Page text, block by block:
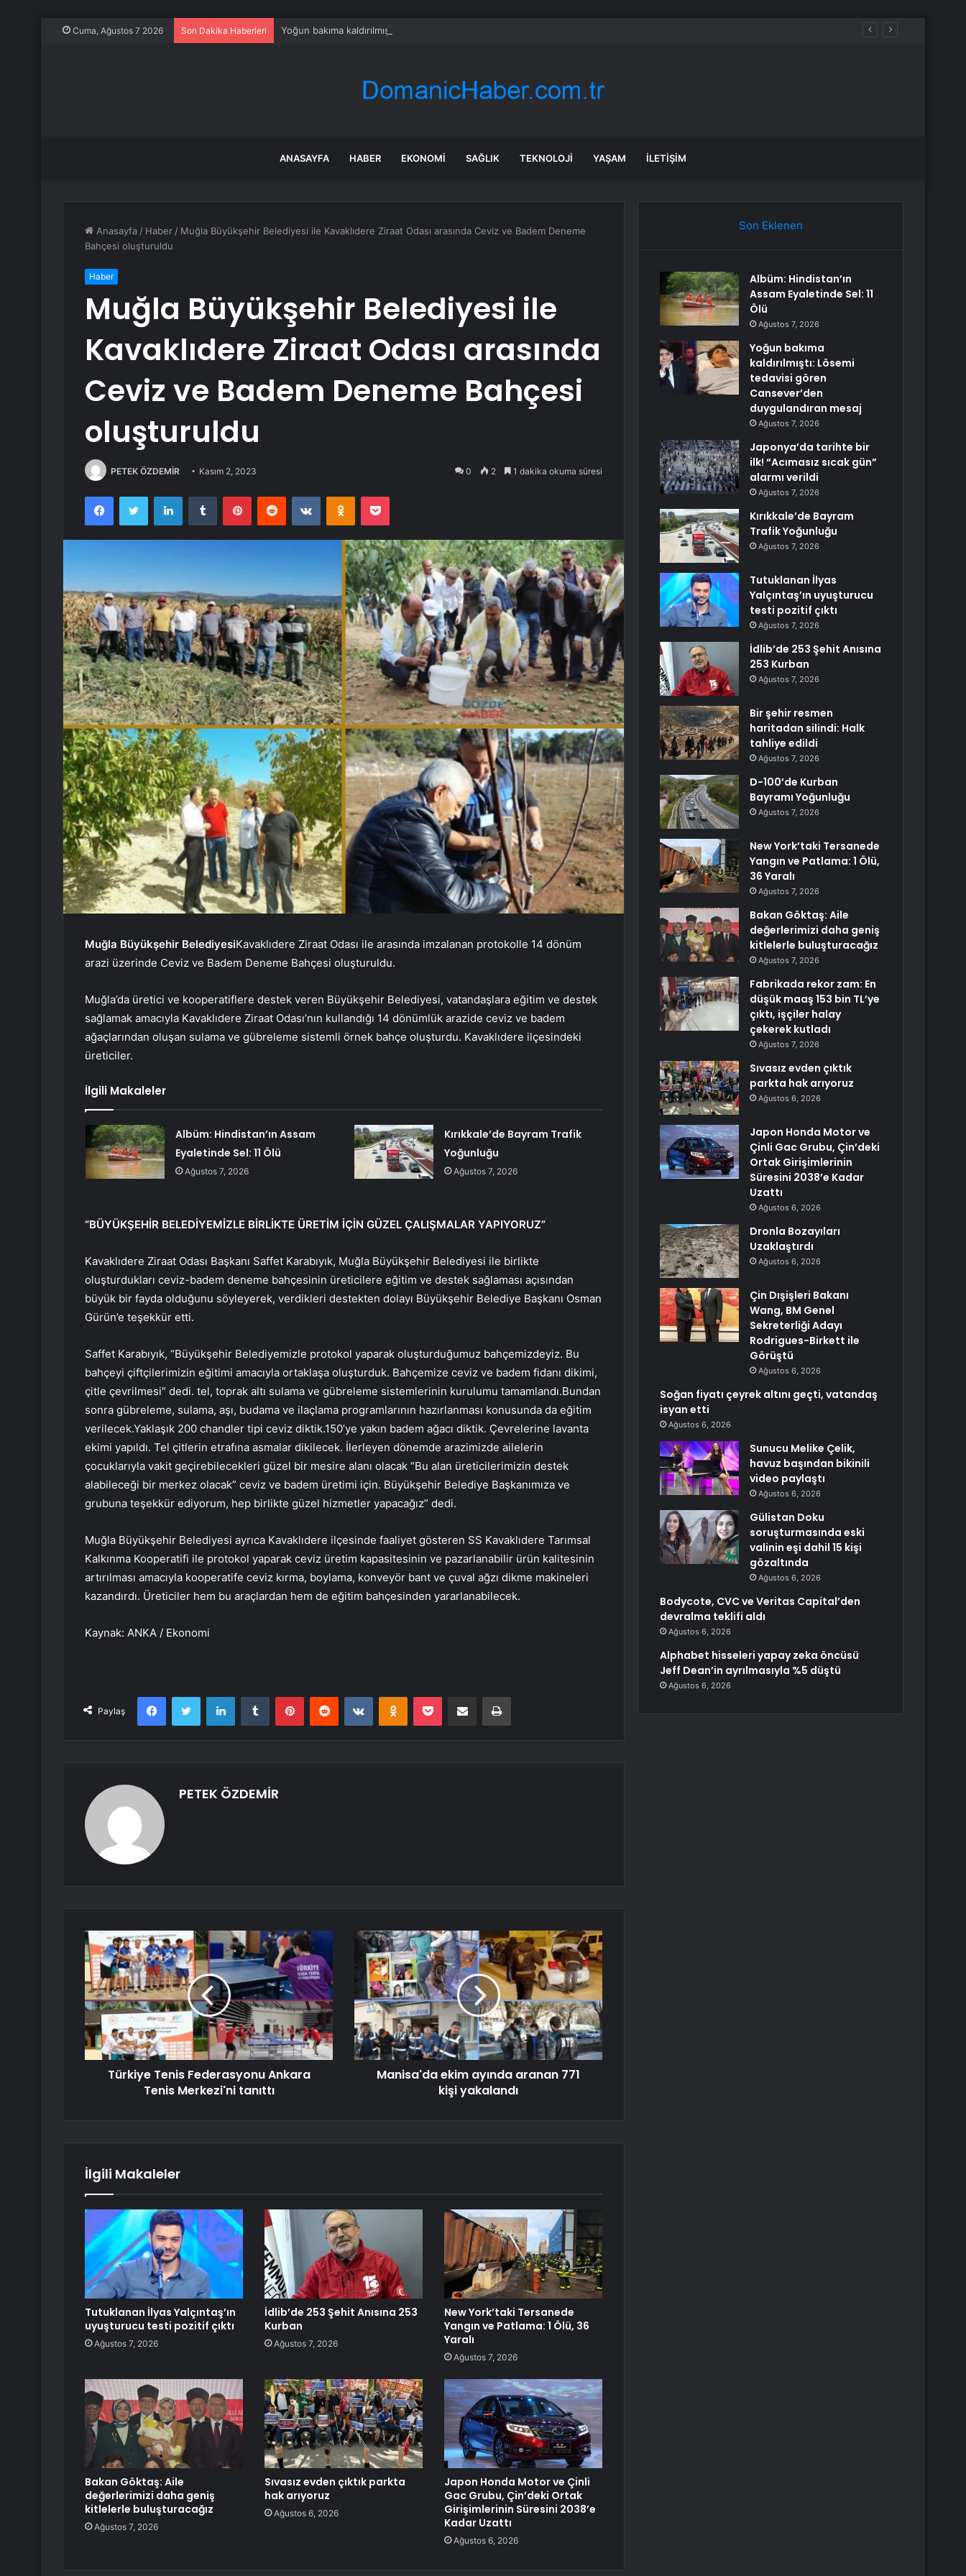
Cuma, Ağustos 7 2026 Son Dakika Haberleri Yoğun bakıma kaldırılmıştı: Lösemi tedavisi gören Cansever’den duygulandıran mesaj
ANASAYFA HABER EKONOMI SAĞLIK TEKNOLOJI YAŞAM İLETIŞIM
Anasayfa / Haber / Muğla Büyükşehir Belediyesi ile Kavaklıdere Ziraat Odası arasında Ceviz ve Badem Deneme
Bahçesi oluşturuldu
Haber
Muğla Büyükşehir Belediyesi ile
Kavaklıdere Ziraat Odası arasında
Ceviz ve Badem Deneme Bahçesi
oluşturuldu
PETEK ÖZDEMİR Kasım 2, 2023 0 2 1 dakika okuma süresi
FacebookTwitter LinkedInTumblr PinterestReddit VKontakteOdnoklassniki
Pocket
Muğla Büyükşehir BelediyesiKavaklıdere Ziraat Odası ile arasında imzalanan protokolle 14 dönüm
arazi üzerinde Ceviz ve Badem Deneme Bahçesi oluşturuldu.
Muğla’da üretici ve kooperatiflere destek veren Büyükşehir Belediyesi, vatandaşlara eğitim ve destek
sağlamak amacıyla Kavaklıdere Ziraat Odası’nın kullandığı 14 dönümlük arazide ceviz ve badem
ağaçlarından oluşan sulama ve gübreleme sistemli örnek bahçe oluşturdu. Kavaklıdere ilçesindeki
üreticiler.
İlgili Makaleler
Albüm: Hindistan’ın Assam
Eyaletinde Sel: 11 Ölü
Ağustos 7, 2026
Kırıkkale’de Bayram Trafik
Yoğunluğu
Ağustos 7, 2026
“BÜYÜKŞEHİR BELEDİYEMİZLE BİRLİKTE ÜRETİM İÇİN GÜZEL ÇALIŞMALAR YAPIYORUZ”
Kavaklıdere Ziraat Odası Başkanı Saffet Karabıyık, Muğla Büyükşehir Belediyesi ile birlikte
oluşturdukları ceviz-badem deneme bahçesinin üreticilere eğitim ve destek sağlaması açısından
büyük bir fayda olduğunu söyleyerek, verdikleri destekten dolayı Büyükşehir Belediye Başkanı Osman
Gürün’e teşekkür etti.
Saffet Karabıyık, “Büyükşehir Belediyemizle protokol yaparak oluşturduğumuz bahçemizdeyiz. Bu
bahçeyi çiftçilerimizin eğitimi amacıyla ortaklaşa oluşturduk. Bahçemize ceviz ve badem fidanı dikimi,
çitle çevrilmesi” dedi. tel, toprak altı sulama ve gübreleme sistemlerinin kurulumu tamamlandı.Bundan
sonra gübreleme, sulama, aşı, budama ve ilaçlama programlarının hazırlanması konusunda da eğitim
verilecek.Yaklaşık 200 chandler tipi ceviz diktik.150’ye yakın badem ağacı diktik. Çevrelerine lavanta
ekimi yapıldı. Tel çitlerin etrafına asmalar dikilecek. İlerleyen dönemde arazimizde ailelerin
çocuklarıyla vakit geçirebilecekleri güzel bir mesire alanı olacak “Bu alan üreticilerimizin destek
alabileceği bir merkez olacak” ceviz ve badem üretimi için. Büyükşehir Belediye Başkanımıza ve
grubuna teşekkür ediyorum, hep birlikte güzel hizmetler yapacağız” dedi.
Muğla Büyükşehir Belediyesi ayrıca Kavaklıdere ilçesinde faaliyet gösteren SS Kavaklıdere Tarımsal
Kalkınma Kooperatifi ile protokol yaparak ceviz üretim kapasitesinin ve pazarlanabilir ürün kalitesinin
artırılması amacıyla kooperatife ceviz kırma, boylama, konveyör bant ve çuval ağzı dikme makineleri
kazandırdı. Üreticiler hem bu araçlardan hem de eğitim bahçesinden yararlanabilecek.
Kaynak: ANKA / Ekonomi
Paylaş
FacebookTwitter LinkedInTumblr PinterestReddit VKontakteOdnoklassniki
Pocket E-Posta ile paylaş Yazdır
PETEK ÖZDEMİR
Türkiye Tenis Federasyonu Ankara
Tenis Merkezi'ni tanıttı
Manisa'da ekim ayında aranan 771
kişi yakalandı
İlgili Makaleler
Tutuklanan İlyas Yalçıntaş’ın
uyuşturucu testi pozitif çıktı
Ağustos 7, 2026
İdlib’de 253 Şehit Anısına 253
Kurban
Ağustos 7, 2026
New York’taki Tersanede
Yangın ve Patlama: 1 Ölü, 36
Yaralı
Ağustos 7, 2026
Bakan Göktaş: Aile
değerlerimizi daha geniş
kitlelerle buluşturacağız
Ağustos 7, 2026
Sıvasız evden çıktık parkta
hak arıyoruz
Ağustos 6, 2026
Japon Honda Motor ve Çinli
Gac Grubu, Çin’deki Ortak
Girişimlerinin Süresini 2038’e
Kadar Uzattı
Ağustos 6, 2026
Son Eklenen
Albüm: Hindistan’ın
Assam Eyaletinde Sel: 11
Ölü
Ağustos 7, 2026
Yoğun bakıma
kaldırılmıştı: Lösemi
tedavisi gören
Cansever’den
duygulandıran mesaj
Ağustos 7, 2026
Japonya’da tarihte bir
ilk! “Acımasız sıcak gün”
alarmı verildi
Ağustos 7, 2026
Kırıkkale’de Bayram
Trafik Yoğunluğu
Ağustos 7, 2026
Tutuklanan İlyas
Yalçıntaş’ın uyuşturucu
testi pozitif çıktı
Ağustos 7, 2026
İdlib’de 253 Şehit Anısına
253 Kurban
Ağustos 7, 2026
Bir şehir resmen
haritadan silindi: Halk
tahliye edildi
Ağustos 7, 2026
D-100’de Kurban
Bayramı Yoğunluğu
Ağustos 7, 2026
New York’taki Tersanede
Yangın ve Patlama: 1 Ölü,
36 Yaralı
Ağustos 7, 2026
Bakan Göktaş: Aile
değerlerimizi daha geniş
kitlelerle buluşturacağız
Ağustos 7, 2026
Fabrikada rekor zam: En
düşük maaş 153 bin TL’ye
çıktı, işçiler halay
çekerek kutladı
Ağustos 7, 2026
Sıvasız evden çıktık
parkta hak arıyoruz
Ağustos 6, 2026
Japon Honda Motor ve
Çinli Gac Grubu, Çin’deki
Ortak Girişimlerinin
Süresini 2038’e Kadar
Uzattı
Ağustos 6, 2026
Dronla Bozayıları
Uzaklaştırdı
Ağustos 6, 2026
Çin Dışişleri Bakanı
Wang, BM Genel
Sekreterliği Adayı
Rodrigues-Birkett ile
Görüştü
Ağustos 6, 2026
Soğan fiyatı çeyrek altını geçti, vatandaş
isyan etti
Ağustos 6, 2026
Sunucu Melike Çelik,
havuz başından bikinili
video paylaştı
Ağustos 6, 2026
Gülistan Doku
soruşturmasında eski
valinin eşi dahil 15 kişi
gözaltında
Ağustos 6, 2026
Bodycote, CVC ve Veritas Capital’den
devralma teklifi aldı
Ağustos 6, 2026
Alphabet hisseleri yapay zeka öncüsü
Jeff Dean’in ayrılmasıyla %5 düştü
Ağustos 6, 2026